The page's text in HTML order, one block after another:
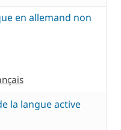
en allemand non
la langue active